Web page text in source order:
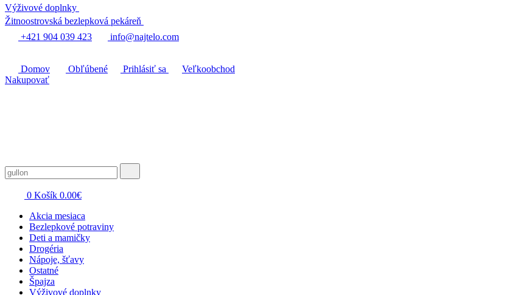
Výživové doplnky
Žitnoostrovská bezlepková pekáreň
+421 904 039 423
info@najtelo.com
Domov Obľúbené Prihlásiť sa
Veľkoobchod
Nakupovať
0 Košík 0.00€
Akcia mesiaca
Bezlepkové potraviny
Deti a mamičky
Drogéria
Nápoje, šťavy
Ostatné
Špajza
Výživové doplnky